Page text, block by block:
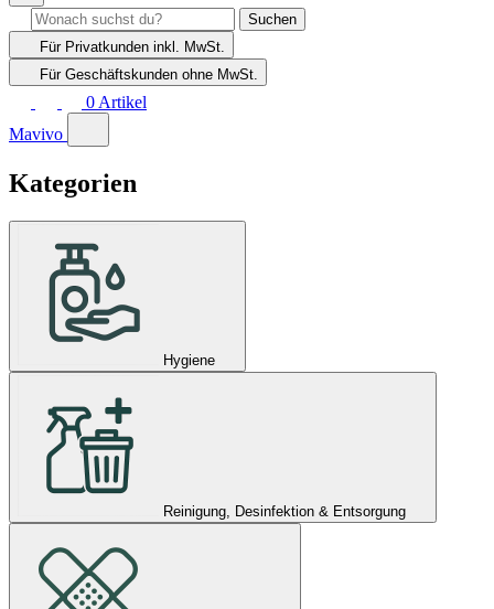
Suchen
Für Privatkunden inkl. MwSt.
Für Geschäftskunden ohne MwSt.
0 Artikel
Mavivo
Kategorien
Hygiene
Reinigung, Desinfektion & Entsorgung